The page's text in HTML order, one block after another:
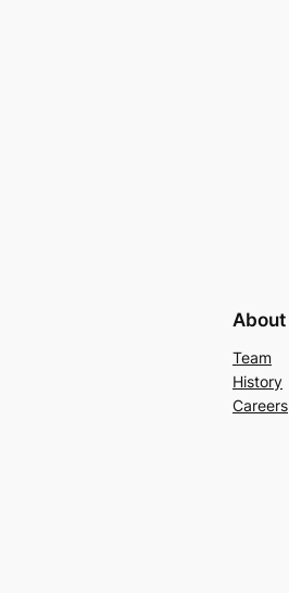
About
Team
History
Careers